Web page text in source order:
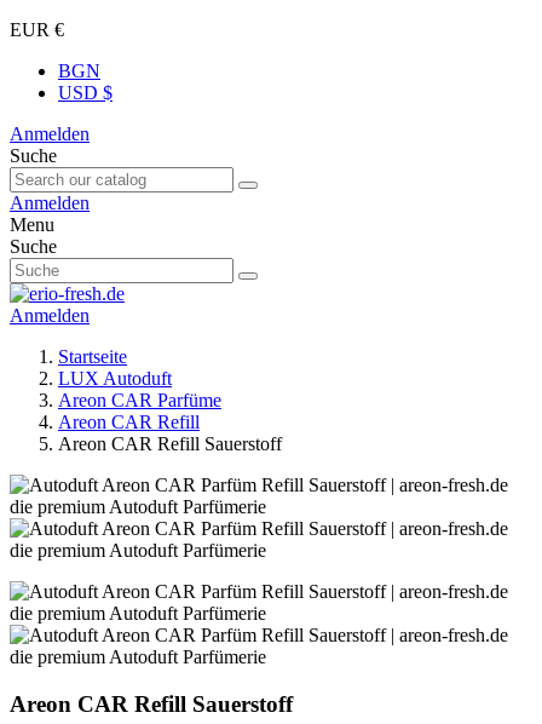
EUR €
BGN
USD $
Anmelden
Suche
Anmelden
Menu
Suche
Anmelden
Startseite
LUX Autoduft
Areon CAR Parfüme
Areon CAR Refill
Areon CAR Refill Sauerstoff
Areon CAR Refill Sauerstoff